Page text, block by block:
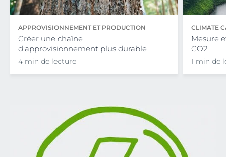
APPROVISIONNEMENT ET PRODUCTION
RESPONSABLES
Créer une chaîne
d’approvisionnement plus durable
4 min de lecture
CLIMATE
Mesure
CO2
1 min de